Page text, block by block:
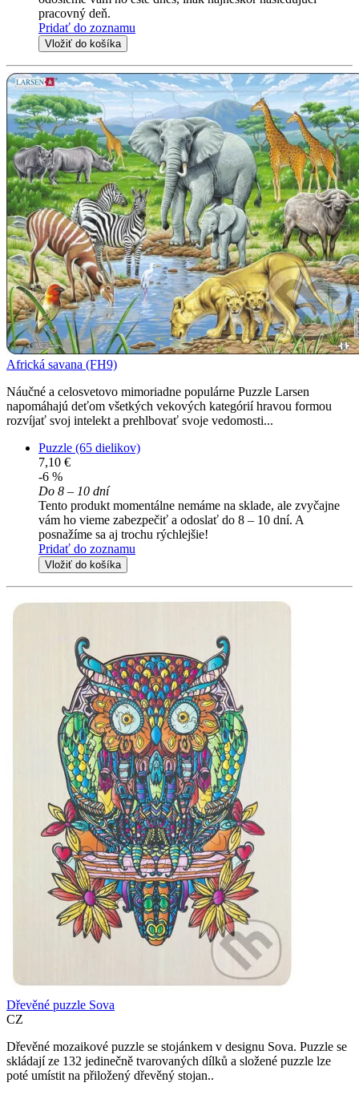
pracovný deň.
Pridať do zoznamu
Vložiť do košíka
Africká savana (FH9)
Náučné a celosvetovo mimoriadne populárne Puzzle Larsen
napomáhajú deťom všetkých vekových kategórií hravou formou
rozvíjať svoj intelekt a prehlbovať svoje vedomosti...
Puzzle (65 dielikov)
7,10 €
-6 %
Do 8 – 10 dní
Tento produkt momentálne nemáme na sklade, ale zvyčajne
vám ho vieme zabezpečiť a odoslať do 8 – 10 dní. A
posnažíme sa aj trochu rýchlejšie!
Pridať do zoznamu
Vložiť do košíka
Dřevěné puzzle Sova
CZ
Dřevěné mozaikové puzzle se stojánkem v designu Sova. Puzzle se
skládají ze 132 jedinečně tvarovaných dílků a složené puzzle lze
poté umístit na přiložený dřevěný stojan..